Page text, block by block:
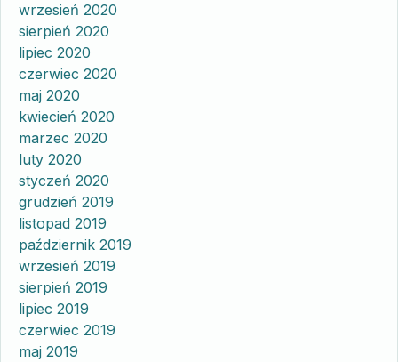
wrzesień 2020
sierpień 2020
lipiec 2020
czerwiec 2020
maj 2020
kwiecień 2020
marzec 2020
luty 2020
styczeń 2020
grudzień 2019
listopad 2019
październik 2019
wrzesień 2019
sierpień 2019
lipiec 2019
czerwiec 2019
maj 2019